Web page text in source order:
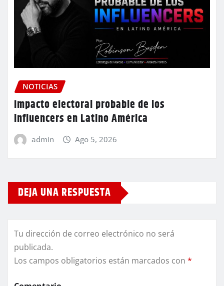
NOTICIAS
Impacto electoral probable de los
influencers en Latino América
admin Ago 5, 2026
DEJA UNA RESPUESTA
Tu dirección de correo electrónico no será
publicada.
Los campos obligatorios están marcados con *